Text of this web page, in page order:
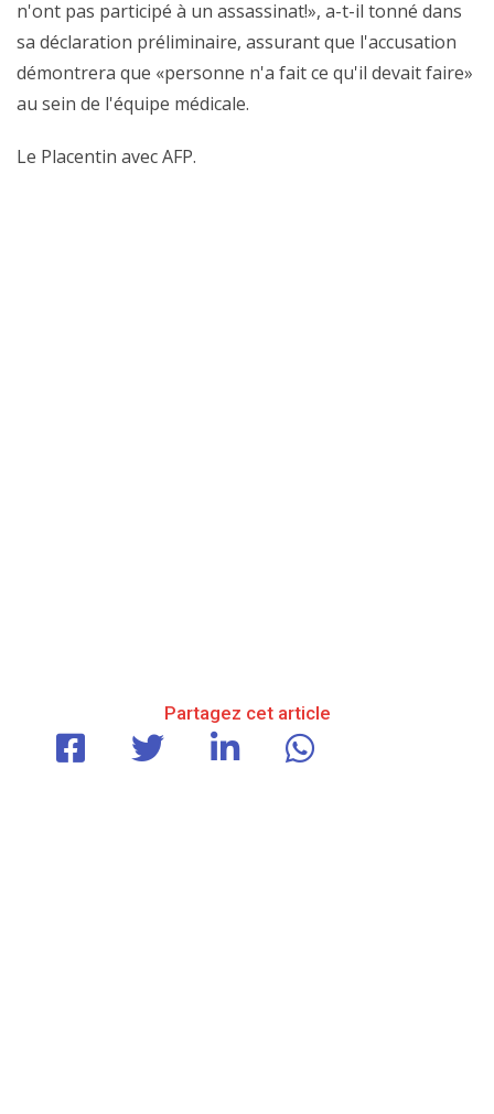
n'ont pas participé à un assassinat!», a-t-il tonné dans
sa déclaration préliminaire, assurant que l'accusation
démontrera que «personne n'a fait ce qu'il devait faire»
au sein de l'équipe médicale.
Le Placentin avec AFP.
Partagez cet article